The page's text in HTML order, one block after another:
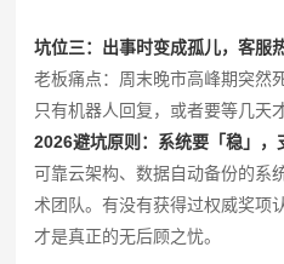
坑位三：出事时变成孤儿，客服
老板痛点：周末晚市高峰期突然
只有机器人回复，或者要等几天
2026避坑原则：系统要「稳」，
可靠云架构、数据自动备份的系
术团队。有没有获得过权威奖项
才是真正的无后顾之忧。